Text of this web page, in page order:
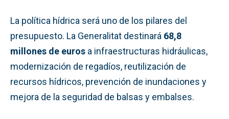
La política hídrica será uno de los pilares del
presupuesto. La Generalitat destinará 68,8
millones de euros a infraestructuras hidráulicas,
modernización de regadíos, reutilización de
recursos hídricos, prevención de inundaciones y
mejora de la seguridad de balsas y embalses.